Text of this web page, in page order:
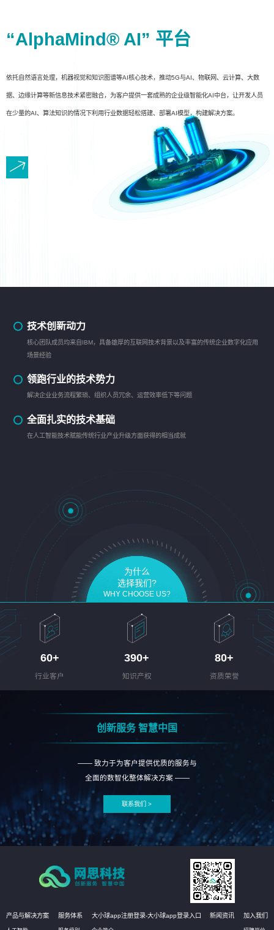
“AlphaMind® AI” 平台
依托自然语言处理，机器视觉和知识图谱等AI核心技术，推动5G与AI、物联网、云计算、大数
据、边缘计算等新信息技术紧密融合，为客户提供一套成熟的企业级智能化AI中台，让开发人员
在少量的AI、算法知识的情况下利用行业数据轻松搭建、部署AI模型，构建解决方案。
技术创新动力
核心团队成员均来自IBM，具备雄厚的互联网技术背景以及丰富的传统企业数字化应用
场景经验
领跑行业的技术势力
解决企业业务流程繁琐、组织人员冗余、运营效率低下等问题
全面扎实的技术基础
在人工智能技术赋能传统行业产业升级方面获得的相当成就
为什么
选择我们?
WHY CHOOSE US?
60+
行业客户
390+
知识产权
80+
资质荣誉
创新服务 智慧中国
—— 致力于为客户提供优质的服务与
全面的数智化整体解决方案 ——
联系我们 >
产品与解决方案 服务体系 大小球app注册登录-大小球app登录入口 新闻资讯 加入我们